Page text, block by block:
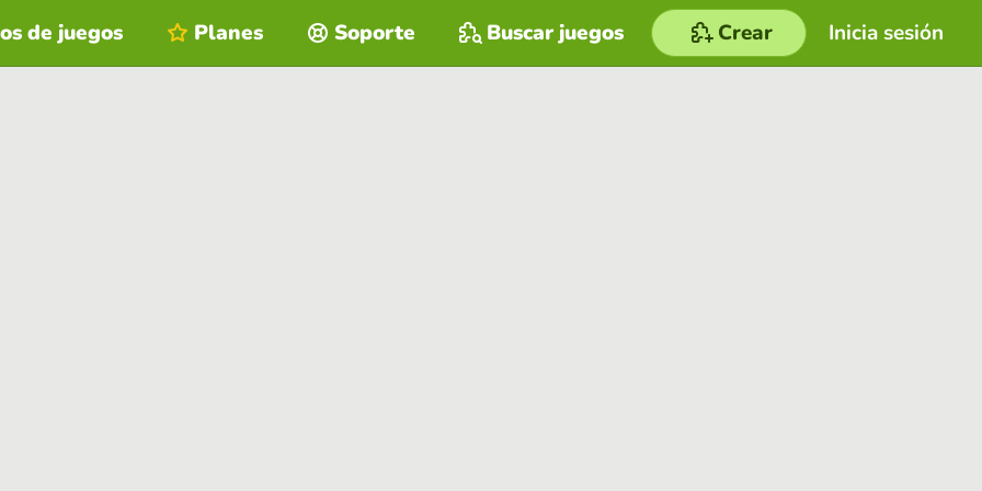
Inicia sesión
de juegos Planes Soporte Buscar juegos Crear